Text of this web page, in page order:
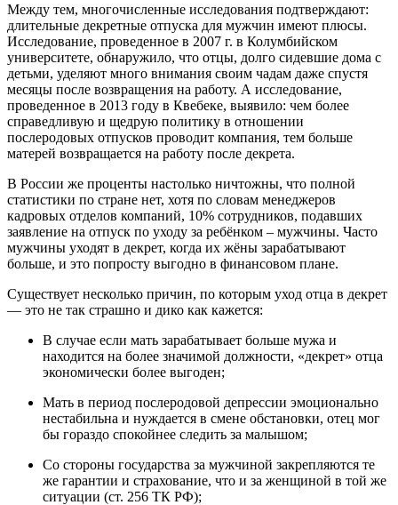
Между тем, многочисленные исследования подтверждают:
длительные декретные отпуска для мужчин имеют плюсы.
Исследование, проведенное в 2007 г. в Колумбийском
университете, обнаружило, что отцы, долго сидевшие дома с
детьми, уделяют много внимания своим чадам даже спустя
месяцы после возвращения на работу. А исследование,
проведенное в 2013 году в Квебеке, выявило: чем более
справедливую и щедрую политику в отношении
послеродовых отпусков проводит компания, тем больше
матерей возвращается на работу после декрета.
В России же проценты настолько ничтожны, что полной
статистики по стране нет, хотя по словам менеджеров
кадровых отделов компаний, 10% сотрудников, подавших
заявление на отпуск по уходу за ребёнком – мужчины. Часто
мужчины уходят в декрет, когда их жёны зарабатывают
больше, и это попросту выгодно в финансовом плане.
Существует несколько причин, по которым уход отца в декрет
— это не так страшно и дико как кажется:
В случае если мать зарабатывает больше мужа и
находится на более значимой должности, «декрет» отца
экономически более выгоден;
Мать в период послеродовой депрессии эмоционально
нестабильна и нуждается в смене обстановки, отец мог
бы гораздо спокойнее следить за малышом;
Со стороны государства за мужчиной закрепляются те
же гарантии и страхование, что и за женщиной в той же
ситуации (ст. 256 ТК РФ);